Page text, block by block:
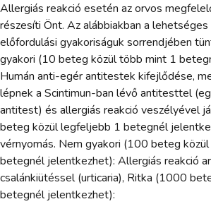
Allergiás reakció esetén az orvos
részesíti Önt. Az alábbiakban a
előfordulási gyakoriságuk sorrendjében
gyakori (10 beteg közül több mint 1
Humán anti-egér antitestek kifejlődése,
lépnek a Scintimun-ban lévő antitesttel
antitest) és allergiás reakció veszélyével
beteg közül legfeljebb 1 betegnél
vérnyomás. Nem gyakori (100 beteg
betegnél jelentkezhet): Allergiás reakció
csalánkiütéssel (urticaria), Ritka (1000
betegnél jelentkezhet):